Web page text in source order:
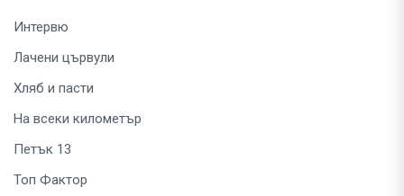
Интервю
Лачени цървули
Хляб и пасти
На всеки километър
Петък 13
Топ Фактор